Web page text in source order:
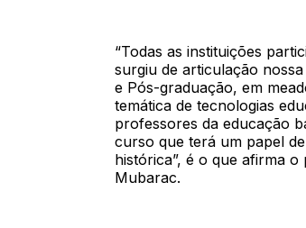
“Todas as instituições
surgiu de articulação
e Pós-graduação, em
temática de tecnologias
professores da educação
curso que terá um papel
histórica”, é o que afirma
Mubarac.